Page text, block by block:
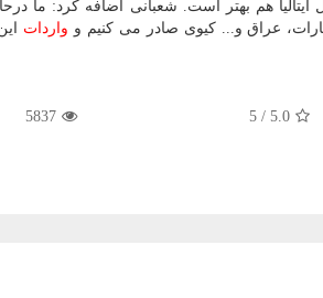
هم بهتر است. شعبانی اضافه كرد: ما
عراق و... كیوی صادر می كنیم و واردات
5.0
/
5
5837